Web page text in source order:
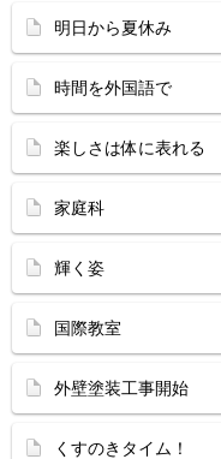
明日から夏休み
時間を外国語で
楽しさは体に表れる
家庭科
輝く姿
国際教室
外壁塗装工事開始
くすのきタイム！